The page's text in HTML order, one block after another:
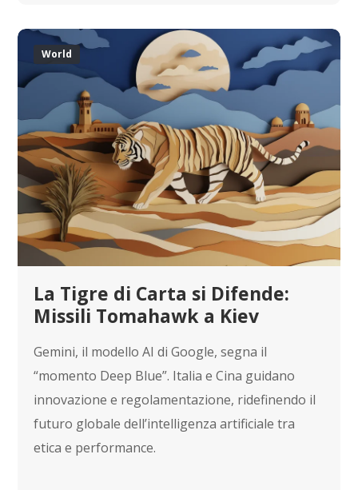
World
La Tigre di Carta si Difende:
Missili Tomahawk a Kiev
Gemini, il modello AI di Google, segna il
“momento Deep Blue”. Italia e Cina guidano
innovazione e regolamentazione, ridefinendo il
futuro globale dell’intelligenza artificiale tra
etica e performance.